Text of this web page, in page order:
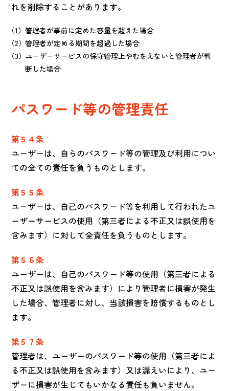
れを削除することがあります。
管理者が事前に定めた容量を超えた場合
管理者が定める期間を超過した場合
ユーザーサービスの保守管理上やむをえないと管理者が判
断した場合
パスワード等の管理責任
第５４条
ユーザーは、自らのパスワード等の管理及び利用につい
ての全ての責任を負うものとします。
第５５条
ユーザーは、自己のパスワード等を利用して行われたユ
ーザーサービスの使用（第三者による不正又は誤使用を
含みます）に対して全責任を負うものとします。
第５６条
ユーザーは、自己のパスワード等の使用（第三者による
不正又は誤使用を含みます）により管理者に損害が発生
した場合、管理者に対し、当該損害を賠償するものとし
ます。
第５７条
管理者は、ユーザーのパスワード等の使用（第三者によ
る不正又は誤使用を含みます）又は漏えいにより、ユー
ザーに損害が生じてもいかなる責任も負いません。